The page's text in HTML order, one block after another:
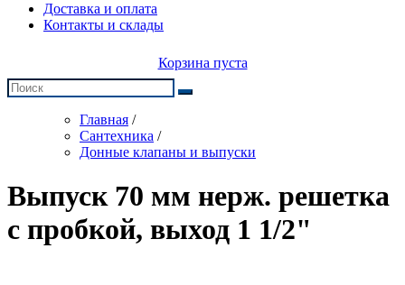
Доставка и оплата
Контакты и склады
Корзина пуста
Главная /
Сантехника /
Донные клапаны и выпуски
Выпуск 70 мм нерж. решетка
с пробкой, выход 1 1/2"